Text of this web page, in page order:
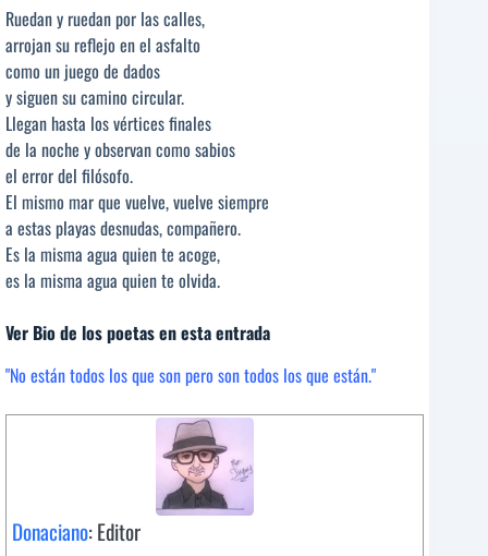
Ruedan y ruedan por las calles,
arrojan su reflejo en el asfalto
como un juego de dados
y siguen su camino circular.
Llegan hasta los vértices finales
de la noche y observan como sabios
el error del filósofo.
El mismo mar que vuelve, vuelve siempre
a estas playas desnudas, compañero.
Es la misma agua quien te acoge,
es la misma agua quien te olvida.
Ver Bio de los poetas en esta entrada
"No están todos los que son pero son todos los que están."
Donaciano: Editor